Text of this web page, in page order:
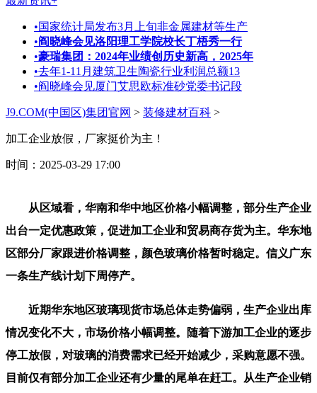
•国家统计局发布3月上旬非金属建材等生产
•阎晓峰会见洛阳理工学院校长丁梧秀一行
•豪瑞集团：2024年业绩创历史新高，2025年
•去年1-11月建筑卫生陶瓷行业利润总额13
•阎晓峰会见厦门艾思欧标准砂党委书记段
J9.COM(中国区)集团官网 > 装修建材百科 >
加工企业放假，厂家挺价为主！
时间：2025-03-29 17:00
从区域看，华南和华中地区价格小幅调整，部分生产企业
出台一定优惠政策，促进加工企业和贸易商存货为主。华东地
区部分厂家跟进价格调整，颜色玻璃价格暂时稳定。信义广东
一条生产线计划下周停产。
近期华东地区玻璃现货市场总体走势偏弱，生产企业出库
情况变化不大，市场价格小幅调整。随着下游加工企业的逐步
停工放假，对玻璃的消费需求已经开始减少，采购意愿不强。
目前仅有部分加工企业还有少量的尾单在赶工。从生产企业销